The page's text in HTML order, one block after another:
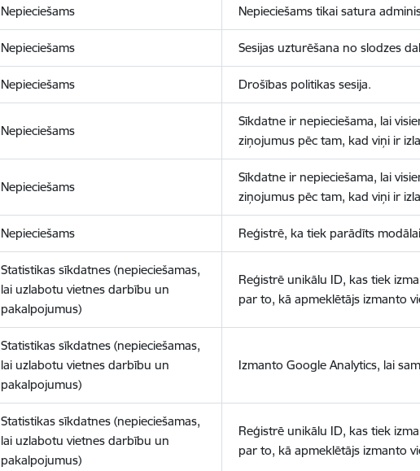
Nepieciešams Nepieciešams tikai satura
Nepieciešams Sesijas uzturēšana no slodzes
Nepieciešams Drošības politikas sesija.
Nepieciešams
Sīkdatne ir nepieciešama, lai
ziņojumus pēc tam, kad viņi ir
Nepieciešams
Sīkdatne ir nepieciešama, lai
ziņojumus pēc tam, kad viņi ir
Nepieciešams Reģistrē, ka tiek parādīts
Statistikas sīkdatnes (nepieciešamas,
lai uzlabotu vietnes darbību un
pakalpojumus)
Reģistrē unikālu ID, kas tiek
par to, kā apmeklētājs izmanto
Statistikas sīkdatnes (nepieciešamas,
lai uzlabotu vietnes darbību un
pakalpojumus)
Izmanto Google Analytics, lai
Statistikas sīkdatnes (nepieciešamas,
lai uzlabotu vietnes darbību un
pakalpojumus)
Reģistrē unikālu ID, kas tiek
par to, kā apmeklētājs izmanto